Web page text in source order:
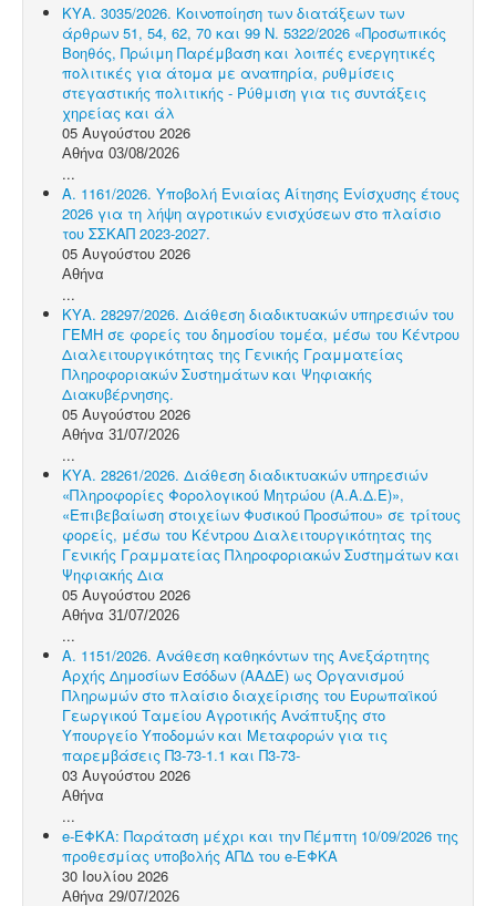
ΚΥΑ. 3035/2026. Κοινοποίηση των διατάξεων των
άρθρων 51, 54, 62, 70 και 99 Ν. 5322/2026 «Προσωπικός
Βοηθός, Πρώιμη Παρέμβαση και λοιπές ενεργητικές
πολιτικές για άτομα με αναπηρία, ρυθμίσεις
στεγαστικής πολιτικής - Ρύθμιση για τις συντάξεις
χηρείας και άλ
05 Αυγούστου 2026
Αθήνα 03/08/2026
...
Α. 1161/2026. Υποβολή Ενιαίας Αίτησης Ενίσχυσης έτους
2026 για τη λήψη αγροτικών ενισχύσεων στο πλαίσιο
του ΣΣΚΑΠ 2023-2027.
05 Αυγούστου 2026
Αθήνα
...
ΚΥΑ. 28297/2026. Διάθεση διαδικτυακών υπηρεσιών του
ΓΕΜΗ σε φορείς του δημοσίου τομέα, μέσω του Κέντρου
Διαλειτουργικότητας της Γενικής Γραμματείας
Πληροφοριακών Συστημάτων και Ψηφιακής
Διακυβέρνησης.
05 Αυγούστου 2026
Αθήνα 31/07/2026
...
ΚΥΑ. 28261/2026. Διάθεση διαδικτυακών υπηρεσιών
«Πληροφορίες Φορολογικού Μητρώου (Α.Α.Δ.Ε)»,
«Επιβεβαίωση στοιχείων Φυσικού Προσώπου» σε τρίτους
φορείς, μέσω του Κέντρου Διαλειτουργικότητας της
Γενικής Γραμματείας Πληροφοριακών Συστημάτων και
Ψηφιακής Δια
05 Αυγούστου 2026
Αθήνα 31/07/2026
...
Α. 1151/2026. Ανάθεση καθηκόντων της Ανεξάρτητης
Αρχής Δημοσίων Εσόδων (ΑΑΔΕ) ως Οργανισμού
Πληρωμών στο πλαίσιο διαχείρισης του Ευρωπαϊκού
Γεωργικού Ταμείου Αγροτικής Ανάπτυξης στο
Υπουργείο Υποδομών και Μεταφορών για τις
παρεμβάσεις Π3-73-1.1 και Π3-73-
03 Αυγούστου 2026
Αθήνα
...
e-ΕΦΚΑ: Παράταση μέχρι και την Πέμπτη 10/09/2026 της
προθεσμίας υποβολής ΑΠΔ του e-ΕΦΚΑ
30 Ιουλίου 2026
Αθήνα 29/07/2026